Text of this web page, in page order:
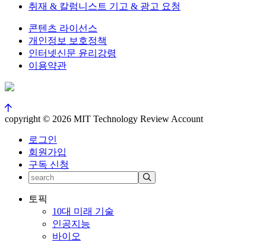
취재 & 칼럼니스트 기고 & 광고 요청
콘텐츠 라이선스
개인정보 보호정책
인터넷신문 윤리강령
이용약관
copyright © 2026 MIT Technology Review Account
로그인
회원가입
구독 신청
토픽
10대 미래 기술
인공지능
바이오